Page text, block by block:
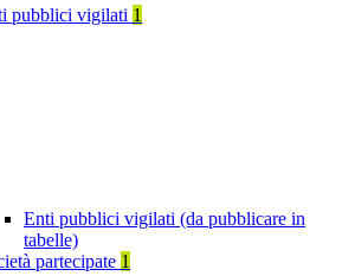
pubblici vigilati 1
Enti pubblici vigilati (da pubblicare in
tabelle)
partecipate 1